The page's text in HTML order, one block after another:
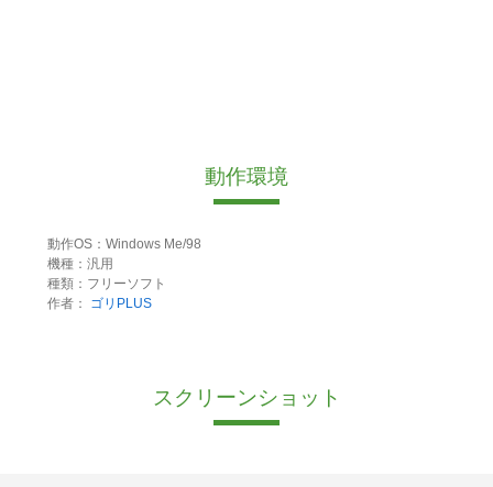
動作環境
動作OS：Windows Me/98
機種：汎用
種類：フリーソフト
作者：
ゴリPLUS
スクリーンショット